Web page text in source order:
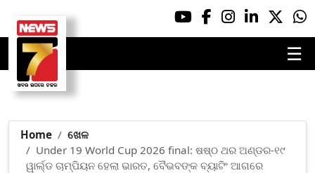
☰
Home
ଖେଳ
Under 19 World Cup 2026 final: ଷଷ୍ଠ ଥର ଅଣ୍ଡର-୧୯
ୱାର୍ଲ୍ଡ ଚାମ୍ପିୟନ ହେଲା ଭାରତ, ବୈଭବଙ୍କ ବ୍ୟାଟିଂ ଆଗରେ